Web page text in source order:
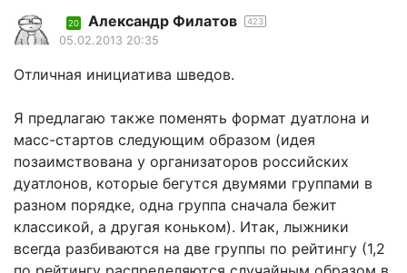
20 Александр Филатов 423
05.02.2013 20:35
Отличная инициатива шведов.
Я предлагаю также поменять формат дуатлона и
масс-стартов следующим образом (идея
позаимствована у организаторов российских
дуатлонов, которые бегутся двумями группами в
разном порядке, одна группа сначала бежит
классикой, а другая коньком). Итак, лыжники
всегда разбиваются на две группы по рейтингу (1,2